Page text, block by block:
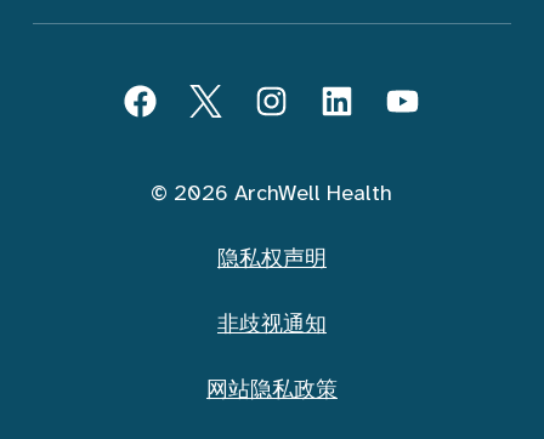
FacebookTwitterInstagramLinkedInYouTube
© 2026 ArchWell Health
隐私权声明
非歧视通知
网站隐私政策